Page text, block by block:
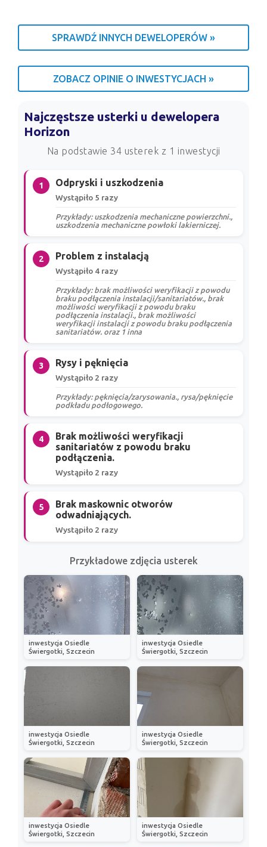
SPRAWDŹ INNYCH DEWELOPERÓW »
ZOBACZ OPINIE O INWESTYCJACH »
Najczęstsze usterki u dewelopera
Horizon
Na podstawie 34 usterek z 1 inwestycji
1 Odpryski i uszkodzenia
Wystąpiło 5 razy
Przykłady: uszkodzenia mechaniczne powierzchni.,
uszkodzenia mechaniczne powłoki lakierniczej.
2 Problem z instalacją
Wystąpiło 4 razy
Przykłady: brak możliwości weryfikacji z powodu
braku podłączenia instalacji/sanitariatów., brak
możliwości weryfikacji z powodu braku
podłączenia instalacji., brak możliwości
weryfikacji instalacji z powodu braku podłączenia
sanitariatów. oraz 1 inna
3 Rysy i pęknięcia
Wystąpiło 2 razy
Przykłady: pęknięcia/zarysowania., rysa/pęknięcie
podkładu podłogowego.
4
Brak możliwości weryfikacji
sanitariatów z powodu braku
podłączenia.
Wystąpiło 2 razy
5
Brak maskownic otworów
odwadniających.
Wystąpiło 2 razy
Przykładowe zdjęcia usterek
inwestycja Osiedle
Świergotki, Szczecin
inwestycja Osiedle
Świergotki, Szczecin
inwestycja Osiedle
Świergotki, Szczecin
inwestycja Osiedle
Świergotki, Szczecin
inwestycja Osiedle
Świergotki, Szczecin
inwestycja Osiedle
Świergotki, Szczecin